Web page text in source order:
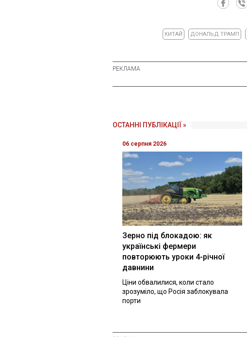
КИТАЙ ДОНАЛЬД ТРАМП
ОСТАННІ ПУБЛІКАЦІЇ »
06 серпня 2026
Зерно під блокадою: як
українські фермери
повторюють уроки 4-річної
давнини
Ціни обвалилися, коли стало
зрозуміло, що Росія заблокувала
порти